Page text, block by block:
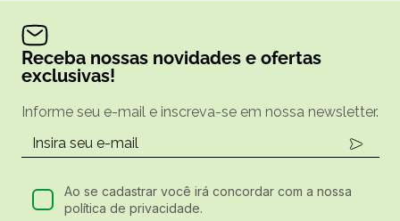
Receba nossas novidades e ofertas
exclusivas!
Informe seu e-mail e inscreva-se em nossa newsletter.
Ao se cadastrar você irá concordar com a nossa
política de privacidade.